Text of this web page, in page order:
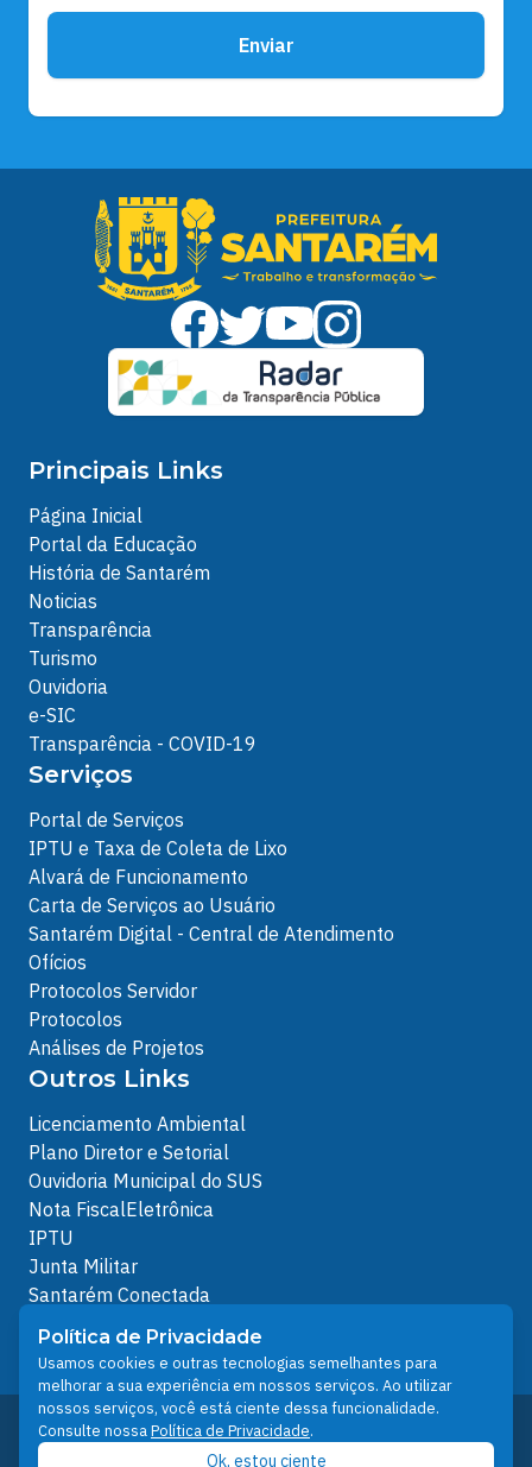
Enviar
Principais Links
Página Inicial
Portal da Educação
História de Santarém
Noticias
Transparência
Turismo
Ouvidoria
e-SIC
Transparência - COVID-19
Serviços
Portal de Serviços
IPTU e Taxa de Coleta de Lixo
Alvará de Funcionamento
Carta de Serviços ao Usuário
Santarém Digital - Central de Atendimento
Ofícios
Protocolos Servidor
Protocolos
Análises de Projetos
Outros Links
Licenciamento Ambiental
Plano Diretor e Setorial
Ouvidoria Municipal do SUS
Nota FiscalEletrônica
IPTU
Junta Militar
Santarém Conectada
Política de Privacidade
People illustrations by Storyset
Desenvolvido pelo Núcleo Técnico de Gestão de
Tecnologia da Informação - NTI
Política de Privacidade
Usamos cookies e outras tecnologias semelhantes para
melhorar a sua experiência em nossos serviços. Ao utilizar
nossos serviços, você está ciente dessa funcionalidade.
Consulte nossaPolítica de Privacidade.
Ok, estou ciente